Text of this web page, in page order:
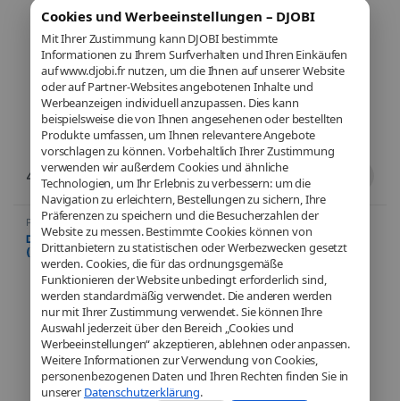
Cookies und Werbeeinstellungen – DJOBI
Mit Ihrer Zustimmung kann DJOBI bestimmte
Informationen zu Ihrem Surfverhalten und Ihren Einkäufen
auf www.djobi.fr nutzen, um die Ihnen auf unserer Website
oder auf Partner-Websites angebotenen Inhalte und
Werbeanzeigen individuell anzupassen. Dies kann
beispielsweise die von Ihnen angesehenen oder bestellten
Produkte umfassen, um Ihnen relevantere Angebote
vorschlagen zu können. Vorbehaltlich Ihrer Zustimmung
verwenden wir außerdem Cookies und ähnliche
Technologien, um Ihr Erlebnis zu verbessern: um die
Navigation zu erleichtern, Bestellungen zu sichern, Ihre
Präferenzen zu speichern und die Besucherzahlen der
Website zu messen. Bestimmte Cookies können von
Drittanbietern zu statistischen oder Werbezwecken gesetzt
werden. Cookies, die für das ordnungsgemäße
Funktionieren der Website unbedingt erforderlich sind,
werden standardmäßig verwendet. Die anderen werden
nur mit Ihrer Zustimmung verwendet. Sie können Ihre
Auswahl jederzeit über den Bereich „Cookies und
Werbeeinstellungen“ akzeptieren, ablehnen oder anpassen.
Weitere Informationen zur Verwendung von Cookies,
personenbezogenen Daten und Ihren Rechten finden Sie in
unserer Datenschutzerklärung.
41,07€ 56,95€
PC-Komponenten,Informatik,
Kühlung
DeepCool AK400 DIGITAL
(Blanc)
PC-Komponenten,Informatik
Kühlung
DeepCool LQ240 (Weiß)